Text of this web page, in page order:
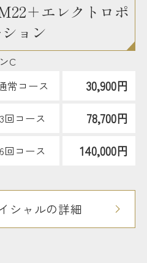
＋エレクトロポ
ョン
C
常コース 30,900円
3回コース 78,700円
6回コース 140,000円
シャルの詳細